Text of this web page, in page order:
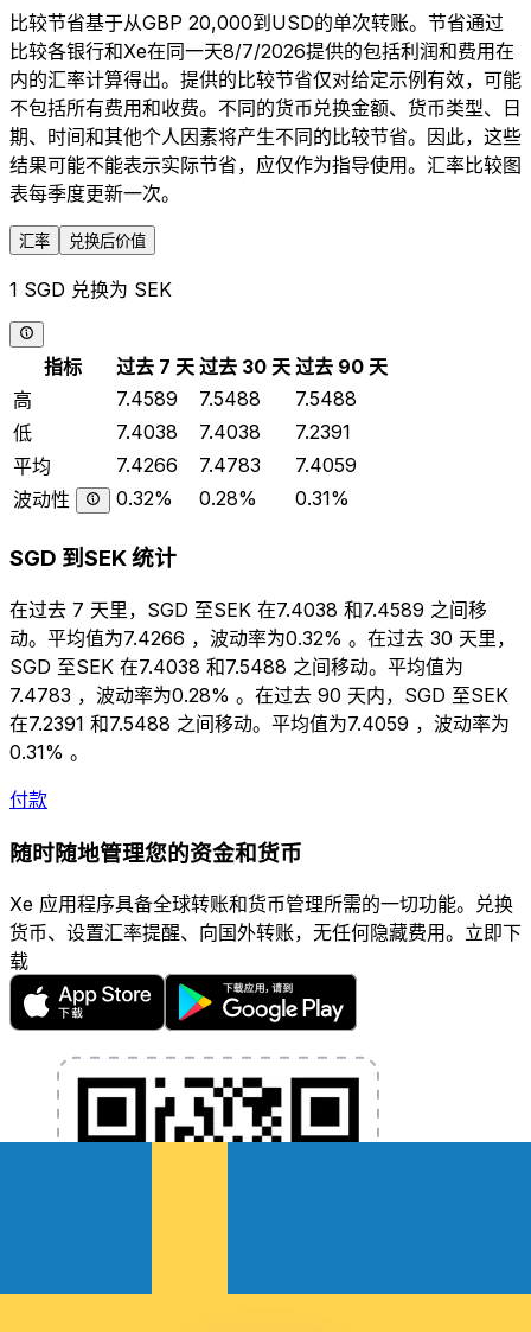
比较节省基于从GBP 20,000到USD的单次转账。节省通过
比较各银行和Xe在同一天8/7/2026提供的包括利润和费用在
内的汇率计算得出。提供的比较节省仅对给定示例有效，可能
不包括所有费用和收费。不同的货币兑换金额、货币类型、日
期、时间和其他个人因素将产生不同的比较节省。因此，这些
结果可能不能表示实际节省，应仅作为指导使用。汇率比较图
表每季度更新一次。
汇率 兑换后价值
1 SGD 兑换为 SEK
指标 过去 7 天 过去 30 天 过去 90 天
高
7.4589 7.5488
7.5488
低
7.4038 7.4038
7.2391
平均
7.4266 7.4783
7.4059
波动性
0.32% 0.28% 0.31%
SGD 到SEK 统计
在过去 7 天里，SGD 至SEK 在7.4038 和7.4589 之间移
动。平均值为7.4266 ，波动率为0.32% 。在过去 30 天里，
SGD 至SEK 在7.4038 和7.5488 之间移动。平均值为
7.4783 ，波动率为0.28% 。在过去 90 天内，SGD 至SEK
在7.2391 和7.5488 之间移动。平均值为7.4059 ，波动率为
0.31% 。
付款
随时随地管理您的资金和货币
Xe 应用程序具备全球转账和货币管理所需的一切功能。兑换
货币、设置汇率提醒、向国外转账，无任何隐藏费用。立即下
载